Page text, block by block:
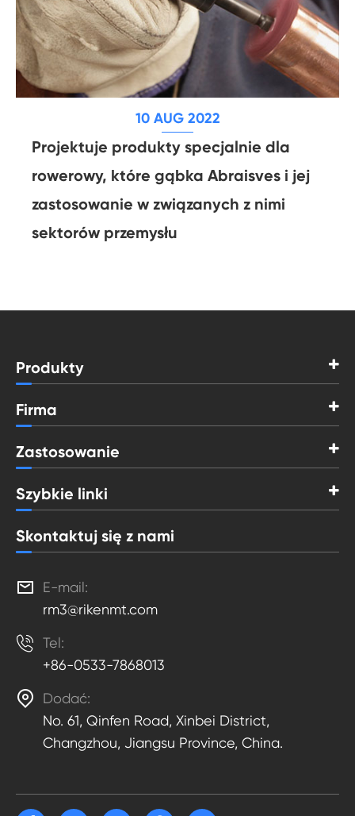
10 AUG 2022
Projektuje produkty specjalnie dla
rowerowy, które gąbka Abraisves i jej
zastosowanie w związanych z nimi
sektorów przemysłu
Produkty
Firma
Zastosowanie
Szybkie linki
Skontaktuj się z nami

E-mail:
rm3@rikenmt.com
 Tel:
+86-0533-7868013

Dodać:
No. 61, Qinfen Road, Xinbei District,
Changzhou, Jiangsu Province, China.